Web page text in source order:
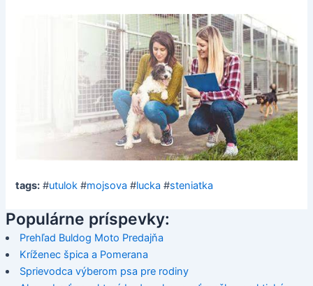
tags: #utulok #mojsova #lucka #steniatka
Populárne príspevky:
Prehľad Buldog Moto Predajňa
Kríženec špica a Pomerana
Sprievodca výberom psa pre rodiny